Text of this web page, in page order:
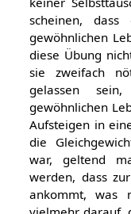
scheinen,
gewöhnlichen
diese Übung
sie zweifach
gelassen
gewöhnlichen
Aufsteigen in
die
war, geltend
werden, dass
ankommt, was